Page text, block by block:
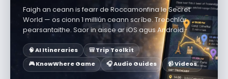
Faigh an ceann is fearr de Roccamonfina le Secret
World — os cionn 1 milliún ceann scríbe. Treochlár
pearsantaithe. Saor in aisce ar iOS agus Android.
🧠 AI Itineraries
🎒 Trip Toolkit
🎮 KnowWhere Game
🎧 Audio Guides 📹 Videos